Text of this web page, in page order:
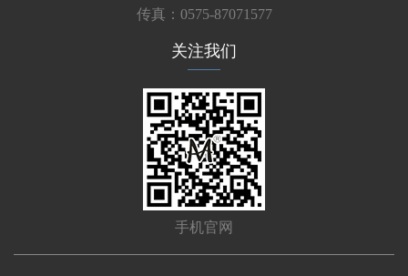
传真：0575-87071577
关注我们
手机官网